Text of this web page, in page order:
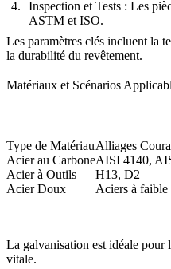
Inspection et Tests : Les
ASTM et ISO.
Les paramètres clés incluent la
la durabilité du revêtement.
Matériaux et Scénarios
Type de MatériauAlliages
Acier au CarboneAISI 4140,
Acier à Outils
H13, D2
Acier Doux
Aciers à faible
La galvanisation est idéale pour
vitale.